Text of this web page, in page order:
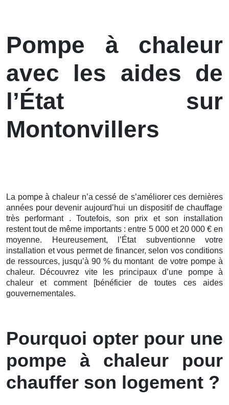
Pompe à chaleur
avec les aides de
l’État sur
Montonvillers
La pompe à chaleur n’a cessé de s’améliorer ces dernières
années pour devenir aujourd’hui un dispositif de chauffage
très performant . Toutefois, son prix et son installation
restent tout de même importants : entre 5 000 et 20 000 € en
moyenne. Heureusement, l’État subventionne votre
installation et vous permet de financer, selon vos conditions
de ressources, jusqu’à 90 % du montant de votre pompe à
chaleur. Découvrez vite les principaux d’une pompe à
chaleur et comment [bénéficier de toutes ces aides
gouvernementales.
Pourquoi opter pour une
pompe à chaleur pour
chauffer son logement ?